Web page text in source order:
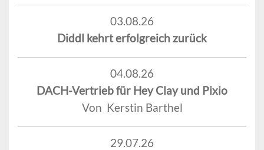
03.08.26
Diddl kehrt erfolgreich zurück
04.08.26
DACH-Vertrieb für Hey Clay und Pixio
Von Kerstin Barthel
29.07.26